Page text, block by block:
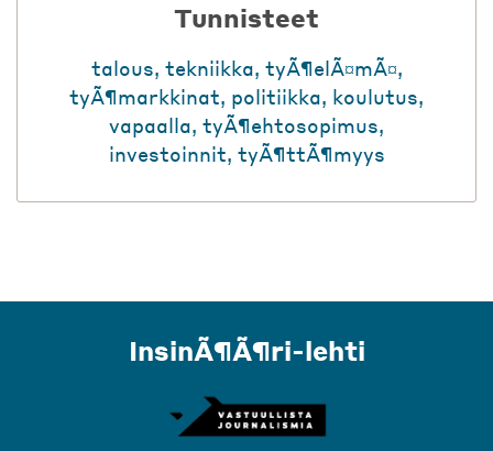
Tunnisteet
talous, tekniikka, tyÃ¶elÃ¤mÃ¤,
tyÃ¶markkinat, politiikka, koulutus,
vapaalla, tyÃ¶ehtosopimus,
investoinnit, tyÃ¶ttÃ¶myys
InsinÃ¶Ã¶ri-lehti